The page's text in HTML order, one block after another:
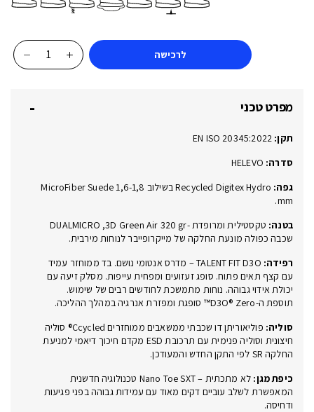
כמות
BOA®
לרכישה
מפרט טכני
תקן: EN ISO 20345:2022
סדרה:
גפה:
Recycled Digitex Hydro בשילוב MicroFiber Suede 1,6-1,8
mm.
בטנה:
טקסטילית ומרופדת -DUALMICRO ,3D Green Air 320 gr
שכבה כפולה מונעת החלקה של מייקרופייבר לנוחות מירבית.
רפידה:
TALENT FIT D3O – מדרס אנטומי נושם. בד ממוחזר עמיד
עם קצף תאים פתוח. סופג זעזועים ומפחית עייפות. מסלק זיעה עם
יכולת אידוי גבוהה. נוחות מתמשכת לחודשים רבים של שימוש.
תוספת ה-D3O® Zero™ סופגת ומפזרת אנרגיה במהלך ההליכה.
סוליה:
פוליאוריתן דו שכבתי ממשאבים ממוחזרים Ccycled® סוליה
חיצונית וסוליה פנימית עם תרכובת ESD מקדם חיכוך דיאמי למניעת
החלקה SR לפי התקן החדש והמעודכן.
כיפת מגן:
לא מתכתית – Nano Toe SXT טכנולוגיה חדשנית
המאפשרת לשלב עוביים דקים מאוד עם עמידות גבוהה בפני פגיעות
ודחיסה.